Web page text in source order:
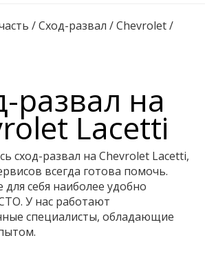
/Сход-развал /Chevrolet/
развал на
Lacetti
сход-развал на Chevrolet Lacetti,
всегда готова помочь.
себя наиболее удобно
У нас работают
специалисты, обладающие